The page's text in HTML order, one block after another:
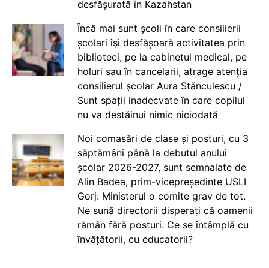
desfășurată în Kazahstan
Încă mai sunt școli în care consilierii
școlari își desfășoară activitatea prin
biblioteci, pe la cabinetul medical, pe
holuri sau în cancelarii, atrage atenția
consilierul școlar Aura Stănculescu /
Sunt spații inadecvate în care copilul
nu va destăinui nimic niciodată
Noi comasări de clase și posturi, cu 3
săptămâni până la debutul anului
școlar 2026-2027, sunt semnalate de
Alin Badea, prim-vicepreședinte USLI
Gorj: Ministerul o comite grav de tot.
Ne sună directorii disperați că oamenii
rămân fără posturi. Ce se întâmplă cu
învățătorii, cu educatorii?